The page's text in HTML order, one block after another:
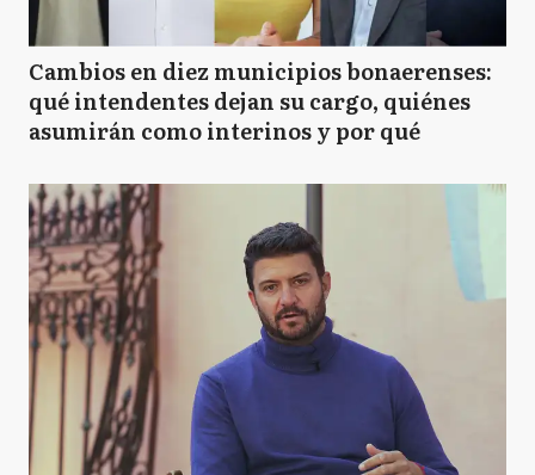
Cambios en diez municipios bonaerenses:
qué intendentes dejan su cargo, quiénes
asumirán como interinos y por qué